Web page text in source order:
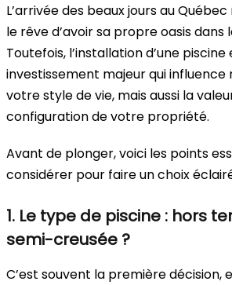
L’arrivée des beaux jours au
le rêve d’avoir sa propre oasis dans
Toutefois, l’installation d’une piscine
investissement majeur qui influence
votre style de vie, mais aussi la
configuration de votre propriété.
Avant de plonger, voici les points
considérer pour faire un choix
1. Le type de piscine : hors
semi-creusée ?
C’est souvent la première décision,